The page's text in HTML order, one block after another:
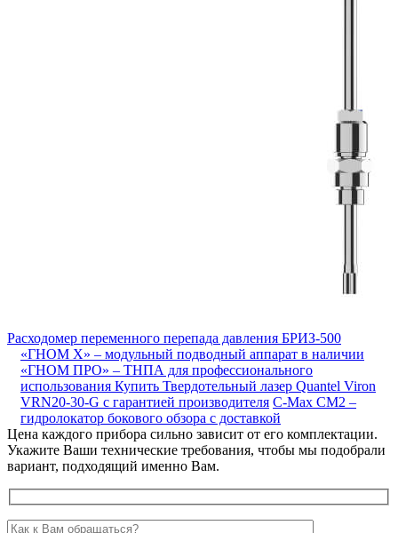
Расходомер переменного перепада давления БРИЗ-500
«ГНОМ X» – модульный подводный аппарат в наличии
«ГНОМ ПРО» – ТНПА для профессионального
использования Купить Твердотельный лазер Quantel Viron
VRN20-30-G с гарантией производителя C-Max CM2 –
гидролокатор бокового обзора с доставкой
Цена каждого прибора сильно зависит от его комплектации.
Укажите Ваши технические требования, чтобы мы подобрали
вариант, подходящий именно Вам.